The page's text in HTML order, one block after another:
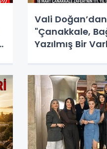
Vali
"Çanakkale,
Yazılmış Bir